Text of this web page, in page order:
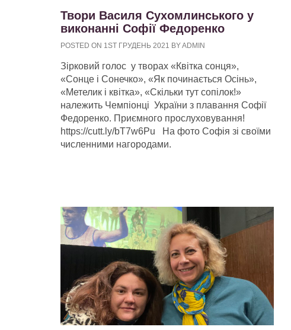
Твори Василя Сухомлинського у
виконанні Софії Федоренко
POSTED ON 1ST ГРУДЕНЬ 2021 BY ADMIN
Зірковий голос у творах «Квітка сонця»,
«Сонце і Сонечко», «Як починається Осінь»,
«Метелик і квітка», «Скільки тут сопілок!»
належить Чемпіонці України з плавання Софії
Федоренко. Приємного прослуховування!
https://cutt.ly/bT7w6Pu На фото Софія зі своїми
численними нагородами.